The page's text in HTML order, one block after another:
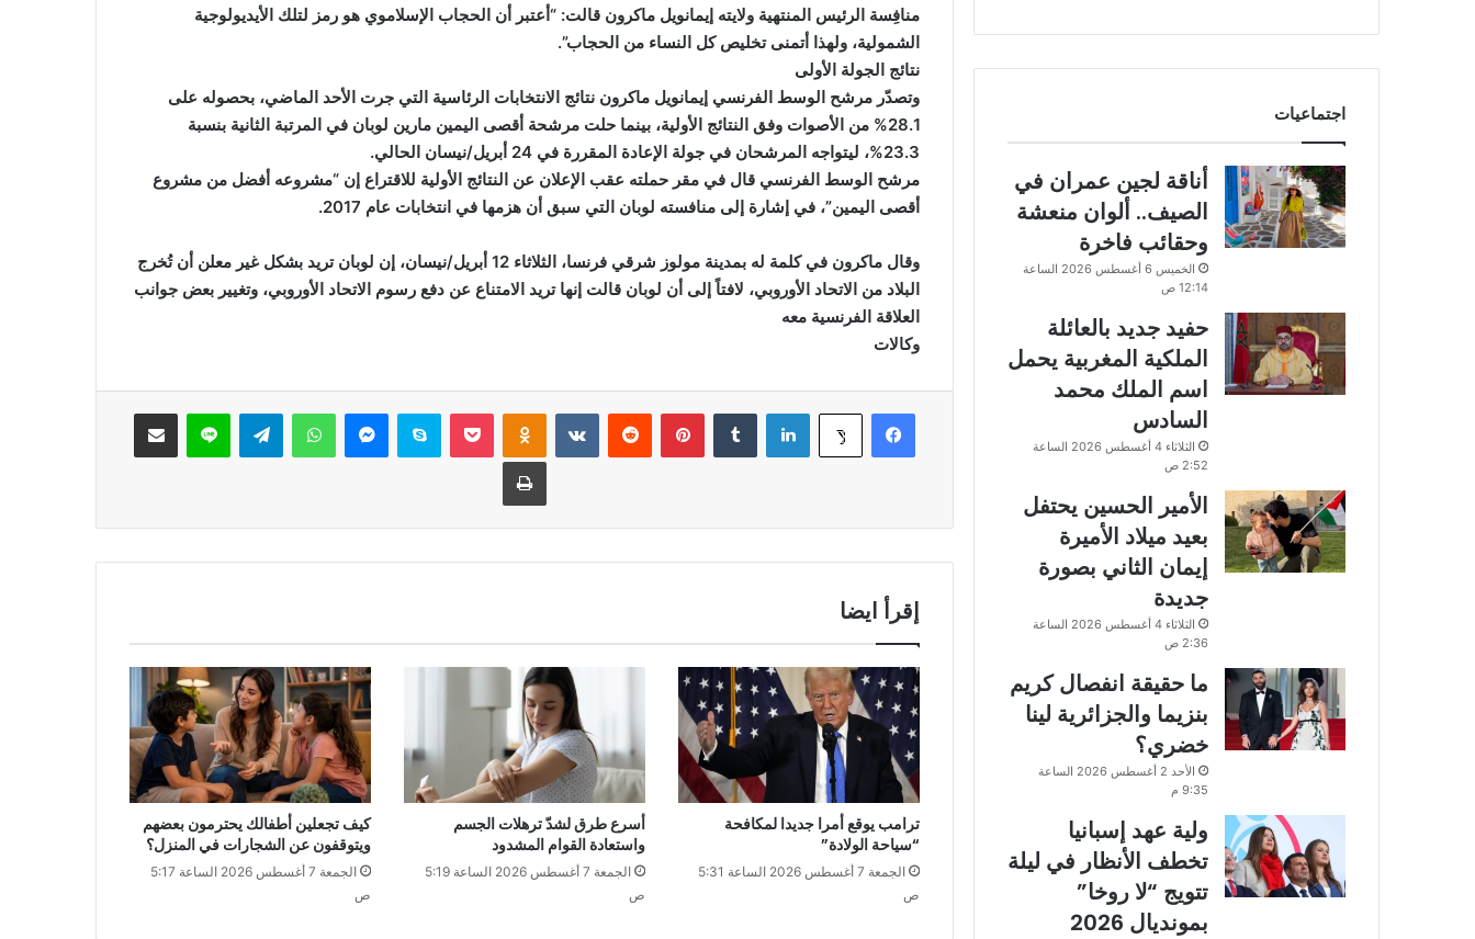
منافِسة الرئيس المنتهية ولايته إيمانويل ماكرون قالت: “أعتبر أن الحجاب الإسلاموي هو رمز لتلك الأيديولوجية
الشمولية، ولهذا أتمنى تخليص كل النساء من الحجاب”.
نتائج الجولة الأولى
وتصدّر مرشح الوسط الفرنسي إيمانويل ماكرون نتائج الانتخابات الرئاسية التي جرت الأحد الماضي، بحصوله على
28.1% من الأصوات وفق النتائج الأولية، بينما حلت مرشحة أقصى اليمين مارين لوبان في المرتبة الثانية بنسبة
23.3%، ليتواجه المرشحان في جولة الإعادة المقررة في 24 أبريل/نيسان الحالي.
مرشح الوسط الفرنسي قال في مقر حملته عقب الإعلان عن النتائج الأولية للاقتراع إن “مشروعه أفضل من مشروع
أقصى اليمين”، في إشارة إلى منافسته لوبان التي سبق أن هزمها في انتخابات عام 2017.
وقال ماكرون في كلمة له بمدينة مولوز شرقي فرنسا، الثلاثاء 12 أبريل/نيسان، إن لوبان تريد بشكل غير معلن أن تُخرج
البلاد من الاتحاد الأوروبي، لافتاً إلى أن لوبان قالت إنها تريد الامتناع عن دفع رسوم الاتحاد الأوروبي، وتغيير بعض جوانب
العلاقة الفرنسية معه
وكالات
فيسبوك ‫X لينكدإن بينتيريست سكايب واتساب لاين
إقرأ ايضا
ترامب يوقع أمرا جديدا لمكافحة
“سياحة الولادة”
الجمعة 7 أغسطس 2026 الساعة 5:31
ص
أسرع طرق لشدّ ترهلات الجسم
واستعادة القوام المشدود
الجمعة 7 أغسطس 2026 الساعة 5:19
ص
كيف تجعلين أطفالك يحترمون بعضهم
ويتوقفون عن الشجارات في المنزل؟
الجمعة 7 أغسطس 2026 الساعة 5:17
ص
اجتماعيات
أناقة لجين عمران في
الصيف.. ألوان منعشة
وحقائب فاخرة
الخميس 6 أغسطس 2026 الساعة
12:14 ص
حفيد جديد بالعائلة
الملكية المغربية يحمل
اسم الملك محمد
السادس
الثلاثاء 4 أغسطس 2026 الساعة
2:52 ص
الأمير الحسين يحتفل
بعيد ميلاد الأميرة
إيمان الثاني بصورة
جديدة
الثلاثاء 4 أغسطس 2026 الساعة
2:36 ص
ما حقيقة انفصال كريم
بنزيما والجزائرية لينا
خضري؟
الأحد 2 أغسطس 2026 الساعة
9:35 م
ولية عهد إسبانيا
تخطف الأنظار في ليلة
تتويج “لا روخا”
بمونديال 2026